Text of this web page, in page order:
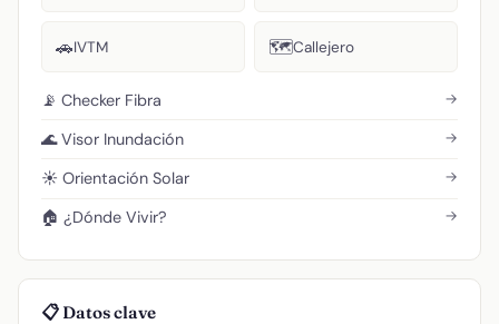
🚗IVTM 🗺️Callejero
📡 Checker Fibra →
🌊 Visor Inundación →
☀️ Orientación Solar →
🏠 ¿Dónde Vivir? →
📋 Datos clave